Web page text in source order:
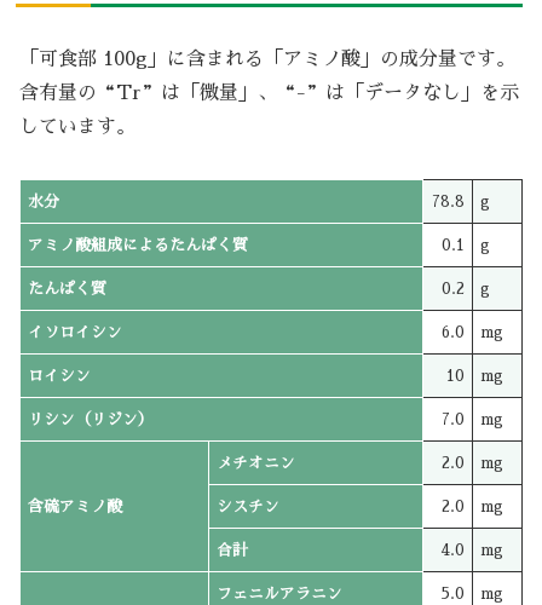
「可食部 100g」に含まれる「アミノ酸」の成分量です。
含有量の“Tr”は「微量」、“-”は「データなし」を示
しています。
水分 78.8 g
アミノ酸組成によるたんぱく質 0.1 g
たんぱく質 0.2 g
イソロイシン 6.0 mg
ロイシン 10 mg
リシン（リジン） 7.0 mg
含硫アミノ酸
メチオニン 2.0 mg
シスチン 2.0 mg
合計 4.0 mg
フェニルアラニン 5.0 mg